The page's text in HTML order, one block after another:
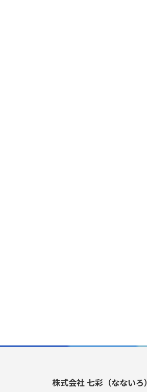
株式会社 七彩（なないろ）